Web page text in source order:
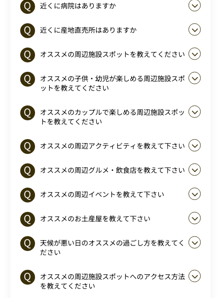
近くに病院はありますか
近くに産地直売所はありますか
オススメの周辺施設スポットを教えてください
オススメの子供・幼児が楽しめる周辺施設スポ
ットを教えてください
オススメのカップルで楽しめる周辺施設スポッ
トを教えてください
オススメの周辺アクティビティを教えて下さい
オススメの周辺グルメ・飲食店を教えて下さい
オススメの周辺イベントを教えて下さい
オススメのお土産屋を教えて下さい
天候が悪い日のオススメの過ごし方を教えてく
ださい
オススメの周辺施設スポットへのアクセス方法
を教えてください